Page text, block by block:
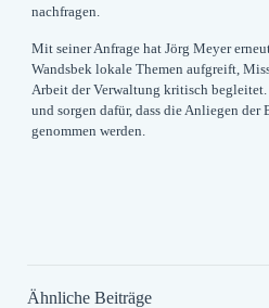
nachfragen.
Mit seiner Anfrage hat Jörg Meyer
Wandsbek lokale Themen aufgreift,
Arbeit der Verwaltung kritisch begleitet.
und sorgen dafür, dass die Anliegen
genommen werden.
Ähnliche Beiträge